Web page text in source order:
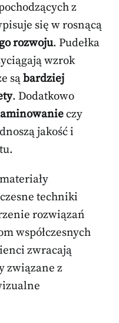
z
się w rosnącą
rozwoju. Pudełka
wzrok
sąbardziej
. Dodatkowo
czy
jakość i
techniki
rozwiązań
współczesnych
zwracają
związane z